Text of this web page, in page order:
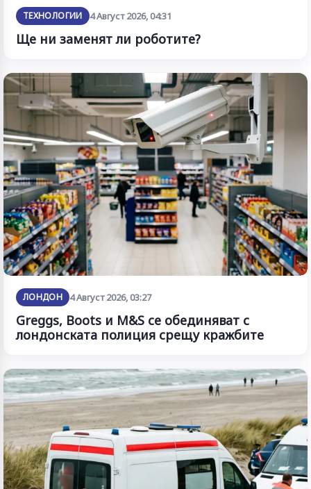
ТЕХНОЛОГИИ 4 Август 2026, 04:31
Ще ни заменят ли роботите?
ЛОНДОН 4 Август 2026, 03:27
Greggs, Boots и M&S се обединяват с
лондонската полиция срещу кражбите